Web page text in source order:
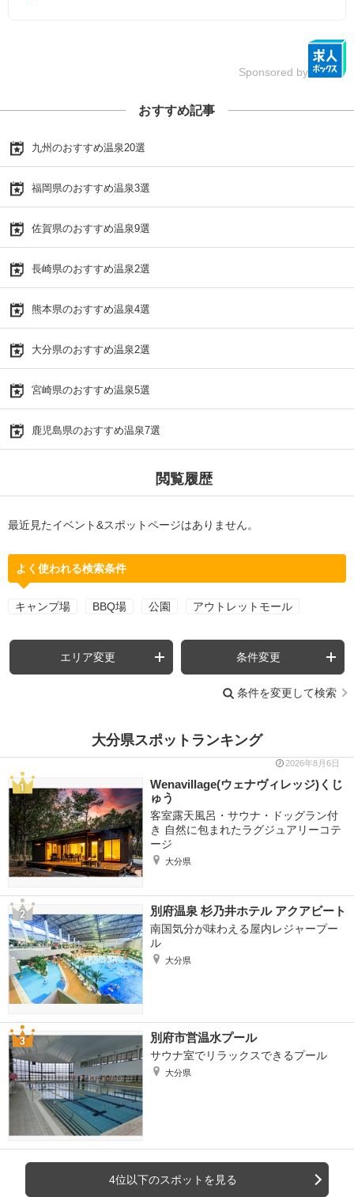
Sponsored by
おすすめ記事
九州のおすすめ温泉20選
福岡県のおすすめ温泉3選
佐賀県のおすすめ温泉9選
長崎県のおすすめ温泉2選
熊本県のおすすめ温泉4選
大分県のおすすめ温泉2選
宮崎県のおすすめ温泉5選
鹿児島県のおすすめ温泉7選
閲覧履歴
最近見たイベント&スポットページはありません。
よく使われる検索条件
キャンプ場 BBQ場 公園 アウトレットモール
エリア変更 条件変更
条件を変更して検索
大分県スポットランキング
2026年8月6日
Wenavillage(ウェナヴィレッジ)くじ
ゅう
客室露天風呂・サウナ・ドッグラン付
き 自然に包まれたラグジュアリーコテ
ージ
大分県
別府温泉 杉乃井ホテル アクアビート
南国気分が味わえる屋内レジャープー
ル
大分県
別府市営温水プール
サウナ室でリラックスできるプール
大分県
4位以下のスポットを見る